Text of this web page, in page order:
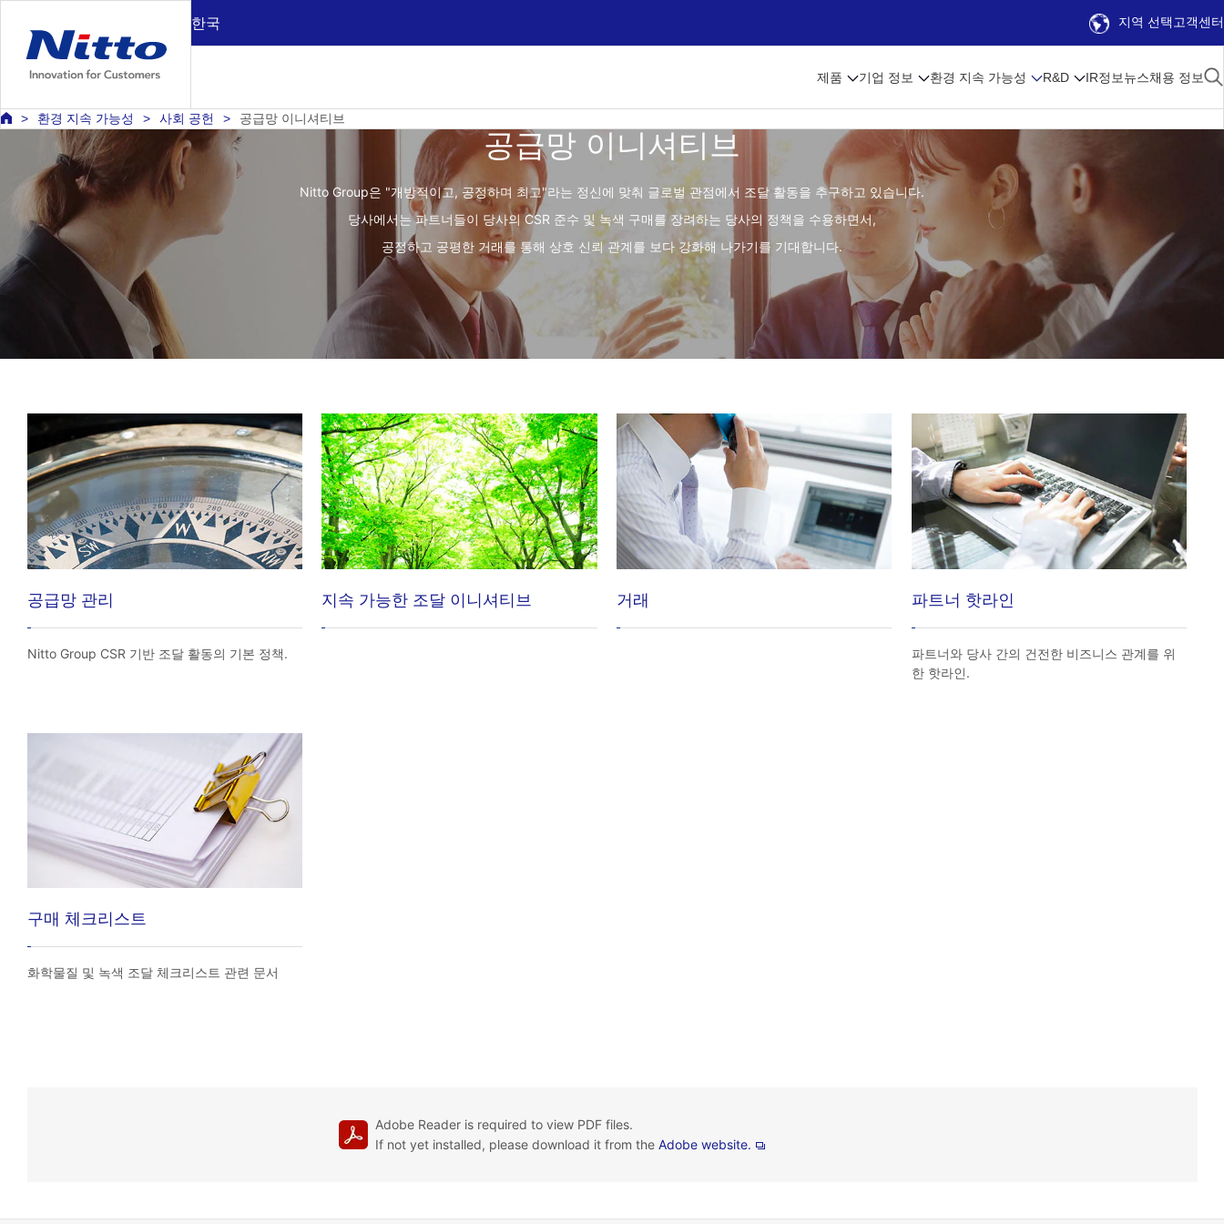
한국 지역 선택고객센터
제품 기업 정보 환경 지속 가능성 R&D IR정보뉴스채용 정보
환경 지속 가능성 사회 공헌 공급망 이니셔티브
공급망 이니셔티브
Nitto Group은 "개방적이고, 공정하며 최고"라는 정신에 맞춰 글로벌 관점에서 조달 활동을 추구하고 있습니다.
당사에서는 파트너들이 당사의 CSR 준수 및 녹색 구매를 장려하는 당사의 정책을 수용하면서,
공정하고 공평한 거래를 통해 상호 신뢰 관계를 보다 강화해 나가기를 기대합니다.
공급망 관리
Nitto Group CSR 기반 조달 활동의 기본 정책.
지속 가능한 조달 이니셔티브 거래 파트너 핫라인
파트너와 당사 간의 건전한 비즈니스 관계를 위
한 핫라인.
구매 체크리스트
화학물질 및 녹색 조달 체크리스트 관련 문서
Adobe Reader is required to view PDF files.
If not yet installed, please download it from the Adobe website.